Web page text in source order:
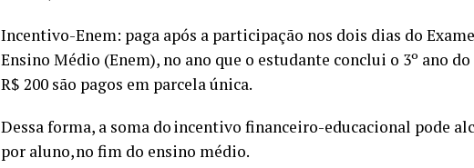
Incentivo-Enem: paga após a participação nos dois dias do
Ensino Médio (Enem), no ano que o estudante conclui o 3º ano
R$ 200 são pagos em parcela única.
Dessa forma, a soma do incentivo financeiro-educacional pode
por aluno, no fim do ensino médio.